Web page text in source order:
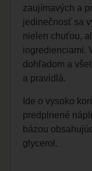
zaujímavých a
jedinečnosť sa
nielen chuťou,
ingredienciami.
dohľadom a
a pravidlá.
Ide o vysoko
predplnené
bázou
glycerol.